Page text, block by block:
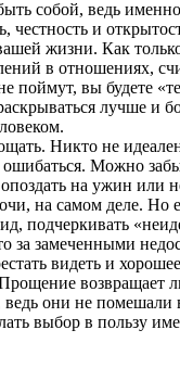
собой, ведь
честность и
жизни. Как
в отношениях,
поймут, вы будете
лучше и
Никто не
ошибаться. Можно
на ужин или
на самом деле. Но
подчеркивать
за замеченными
видеть и
Прощение возвращает
ведь они не помешали
выбор в пользу